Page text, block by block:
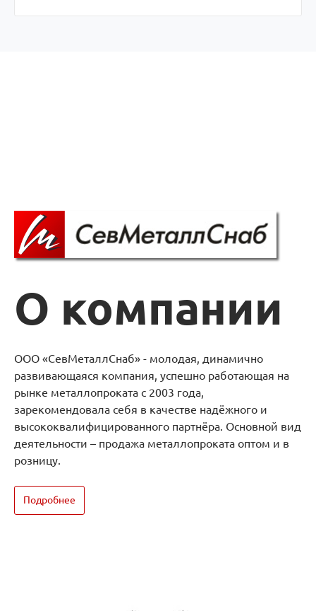
О компании
ООО «СевМеталлСнаб» - молодая, динамично
развивающаяся компания, успешно работающая на
рынке металлопроката с 2003 года,
зарекомендовала себя в качестве надёжного и
высококвалифицированного партнёра. Основной вид
деятельности – продажа металлопроката оптом и в
розницу.
Подробнее